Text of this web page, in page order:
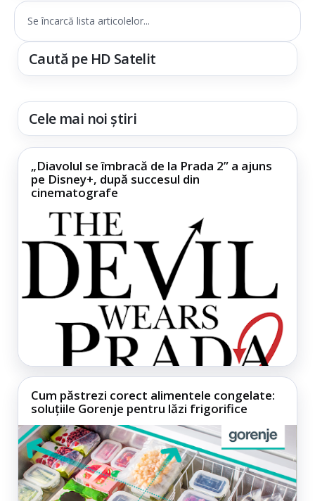
Se încarcă lista articolelor...
Caută pe HD Satelit
Cele mai noi știri
„Diavolul se îmbracă de la Prada 2” a ajuns
pe Disney+, după succesul din
cinematografe
Cum păstrezi corect alimentele congelate:
soluțiile Gorenje pentru lăzi frigorifice